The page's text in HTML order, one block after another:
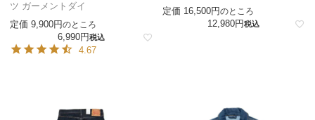
ツ ガーメントダイ
定価 9,900 のところ
6,990 税込
4.67
定価 16,500 のところ
12,980 税込